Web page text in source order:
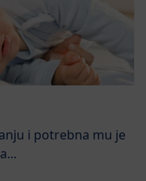
i potrebna mu je